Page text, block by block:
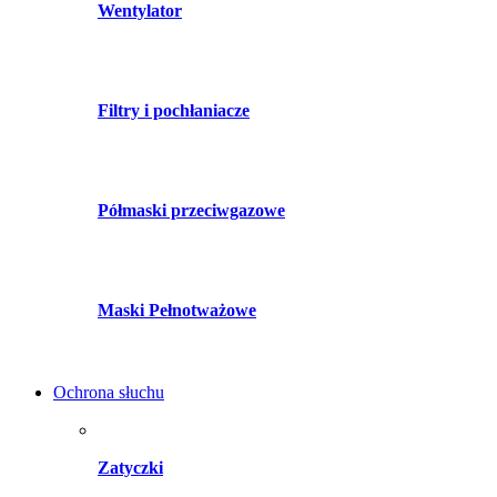
Wentylator
Filtry i pochłaniacze
Półmaski przeciwgazowe
Maski Pełnotważowe
Ochrona słuchu
Zatyczki